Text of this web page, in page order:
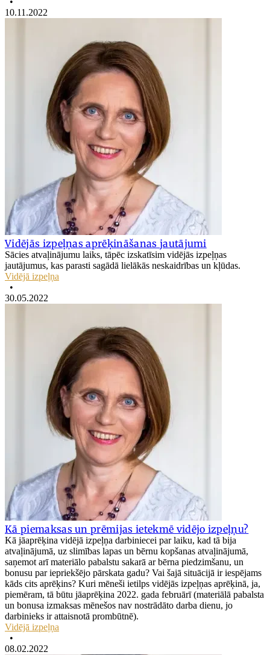
10.11.2022
Vidējās izpeļņas aprēķināšanas jautājumi
Sācies atvaļinājumu laiks, tāpēc izskatīsim vidējās izpeļņas
jautājumus, kas parasti sagādā lielākās neskaidrības un kļūdas.
Vidējā izpeļņa
•
30.05.2022
Kā piemaksas un prēmijas ietekmē vidējo izpeļņu?
Kā jāaprēķina vidējā izpeļņa darbiniecei par laiku, kad tā bija
atvaļinājumā, uz slimības lapas un bērnu kopšanas atvaļinājumā,
saņemot arī materiālo pabalstu sakarā ar bērna piedzimšanu, un
bonusu par iepriekšējo pārskata gadu? Vai šajā situācijā ir iespējams
kāds cits aprēķins? Kuri mēneši ietilps vidējās izpeļņas aprēķinā, ja,
piemēram, tā būtu jāaprēķina 2022. gada februārī (materiālā pabalsta
un bonusa izmaksas mēnešos nav nostrādāto darba dienu, jo
darbinieks ir attaisnotā prombūtnē).
Vidējā izpeļņa
•
08.02.2022